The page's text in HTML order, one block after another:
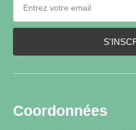
Coordonnées